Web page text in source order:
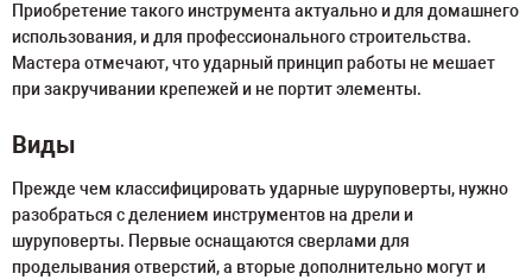
Приобретение такого инструмента актуально и для домашнего
использования, и для профессионального строительства.
Мастера отмечают, что ударный принцип работы не мешает
при закручивании крепежей и не портит элементы.
Виды
Прежде чем классифицировать ударные шуруповерты, нужно
разобраться с делением инструментов на дрели и
шуруповерты. Первые оснащаются сверлами для
проделывания отверстий, а вторые дополнительно могут и